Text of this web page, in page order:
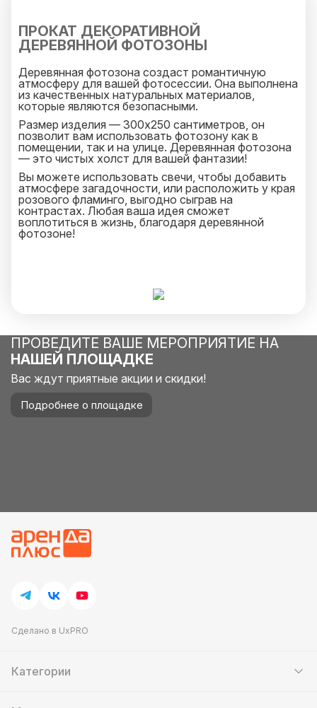
ПРОКАТ ДЕКОРАТИВНОЙ
ДЕРЕВЯННОЙ ФОТОЗОНЫ
Деревянная фотозона создаст романтичную
атмосферу для вашей фотосессии. Она выполнена
из качественных натуральных материалов,
которые являются безопасными.
Размер изделия — 300x250 сантиметров, он
позволит вам использовать фотозону как в
помещении, так и на улице. Деревянная фотозона
— это чистых холст для вашей фантазии!
Вы можете использовать свечи, чтобы добавить
атмосфере загадочности, или расположить у края
розового фламинго, выгодно сыграв на
контрастах. Любая ваша идея сможет
воплотиться в жизнь, благодаря деревянной
фотозоне!
ПРОВЕДИТЕ ВАШЕ МЕРОПРИЯТИЕ НА
НАШЕЙ ПЛОЩАДКЕ
Вас ждут приятные акции и скидки!
Подробнее о площадке
Сделано в UxPRO
Категории